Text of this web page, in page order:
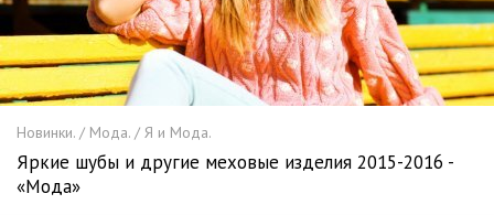
Новинки. / Мода. / Я и Мода.
Яркие шубы и другие меховые изделия 2015-2016 -
«Мода»